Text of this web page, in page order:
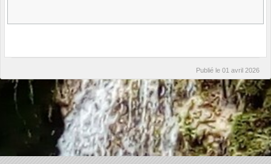
Publié le 01 avril 2026